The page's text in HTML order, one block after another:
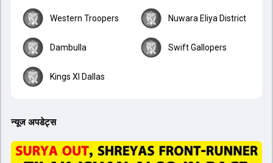
Western Troopers Nuwara Eliya District
Dambulla Swift Gallopers
Kings XI Dallas
न्यूज अपडेट्स